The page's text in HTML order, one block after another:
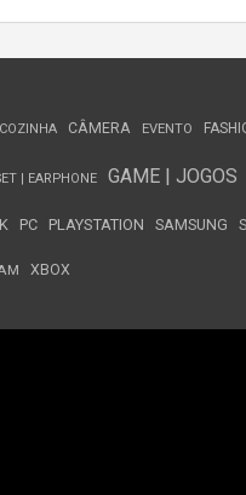
COZINHA CÂMERA EVENTO
| EARPHONE GAME | JOGOS
PC PLAYSTATION SAMSUNG
XBOX